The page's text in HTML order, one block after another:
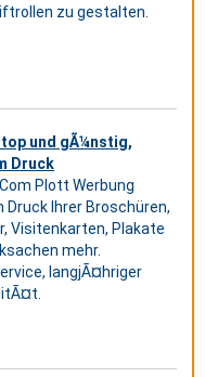
zu gestalten.
und gÃ¼nstig,
Druck
Plott Werbung
Druck Ihrer Broschüren,
Visitenkarten, Plakate
mehr.
langjÃ¤hriger